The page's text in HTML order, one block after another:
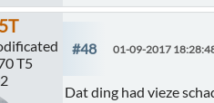
T5
#48 01-09-2017
Dat ding had vieze